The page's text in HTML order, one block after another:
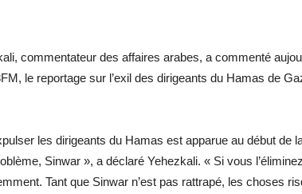
commentateur des affaires arabes, a commenté
le reportage sur l’exil des dirigeants du Hamas de
les dirigeants du Hamas est apparue au début de
Sinwar », a déclaré Yehezkali. « Si vous
Tant que Sinwar n’est pas rattrapé, les choses